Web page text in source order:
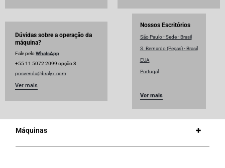
Dúvidas sobre a operação da
máquina?
Fale peloWhatsApp
+55 11 5072 2099 opção 3
posvenda@bralyx.com
Ver mais
Nossos Escritórios
São Paulo - Sede - Brasil
S. Bernardo (Peças) - Brasil
EUA
Portugal
Ver mais
Máquinas